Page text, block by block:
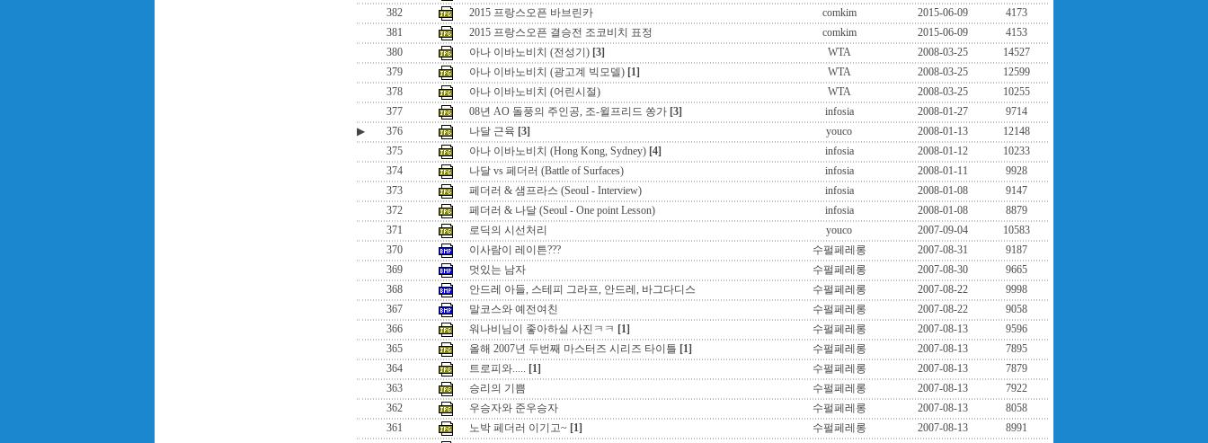
382
2015 프랑스오픈 바브린카 comkim 2015-06-09
4173
381
2015 프랑스오픈 결승전 조코비치 표정 comkim 2015-06-09
4153
380
아나 이바노비치 (전성기) [3] WTA 2008-03-25
14527
379
아나 이바노비치 (광고계 빅모델) [1] WTA 2008-03-25
12599
378
아나 이바노비치 (어린시절) WTA 2008-03-25
10255
377
08년 AO 돌풍의 주인공, 조-윌프리드 쏭가 [3] infosia 2008-01-27
9714
▶
376 나달 근육 [3] youco 2008-01-13
12148
375
아나 이바노비치 (Hong Kong, Sydney) [4] infosia 2008-01-12
10233
374
나달 vs 페더러 (Battle of Surfaces) infosia 2008-01-11
9928
373
페더러 & 샘프라스 (Seoul - Interview) infosia 2008-01-08
9147
372
페더러 & 나달 (Seoul - One point Lesson) infosia 2008-01-08
8879
371
로딕의 시선처리 youco 2007-09-04
10583
370
이사람이 레이튼??? 수펄페레롱 2007-08-31
9187
369
멋있는 남자 수펄페레롱 2007-08-30
9665
368
안드레 아들, 스테피 그라프, 안드레, 바그다디스 수펄페레롱 2007-08-22
9998
367
말코스와 예전여친 수펄페레롱 2007-08-22
9058
366
워나비님이 좋아하실 사진ㅋㅋ [1] 수펄페레롱 2007-08-13
9596
365
올해 2007년 두번째 마스터즈 시리즈 타이틀 [1] 수펄페레롱 2007-08-13
7895
364
트로피와..... [1] 수펄페레롱 2007-08-13
7879
363
승리의 기쁨 수펄페레롱 2007-08-13
7922
362
우승자와 준우승자 수펄페레롱 2007-08-13
8058
361
노박 페더러 이기고~ [1] 수펄페레롱 2007-08-13
8991